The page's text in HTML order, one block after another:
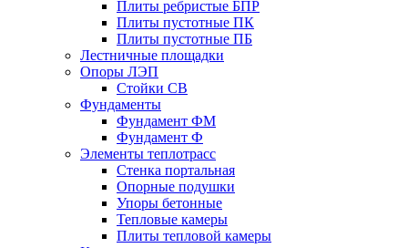
Плиты ребристые БПР
Плиты пустотные ПК
Плиты пустотные ПБ
Лестничные площадки
Опоры ЛЭП
Стойки СВ
Фундаменты
Фyндамент ФМ
Фyндамент Ф
Элементы теплотрасс
Стенка портальная
Опорные подушки
Упоры бетонные
Тепловые камеры
Плиты тепловой камеры